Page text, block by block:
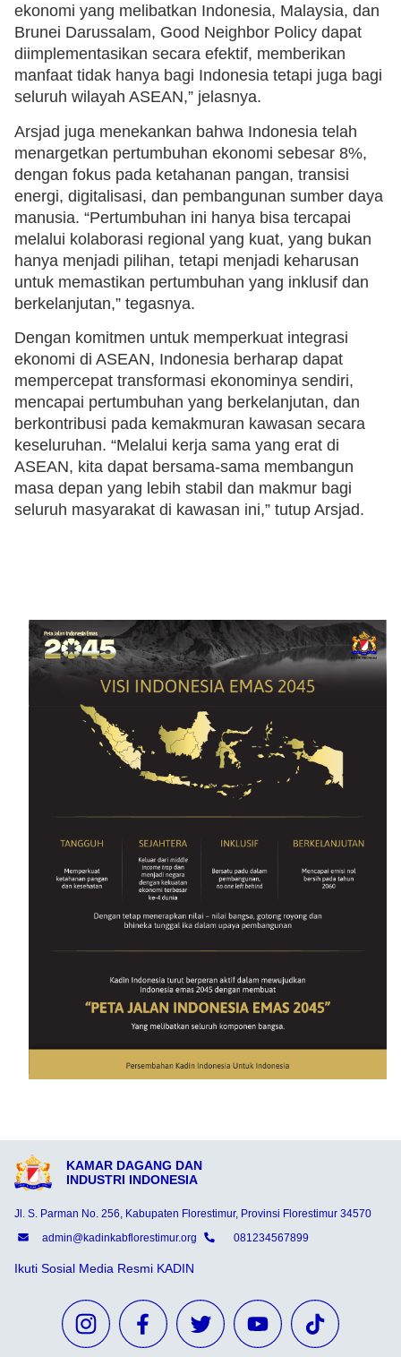
ekonomi yang melibatkan Indonesia, Malaysia, dan
Brunei Darussalam, Good Neighbor Policy dapat
diimplementasikan secara efektif, memberikan
manfaat tidak hanya bagi Indonesia tetapi juga bagi
seluruh wilayah ASEAN,” jelasnya.
Arsjad juga menekankan bahwa Indonesia telah
menargetkan pertumbuhan ekonomi sebesar 8%,
dengan fokus pada ketahanan pangan, transisi
energi, digitalisasi, dan pembangunan sumber daya
manusia. “Pertumbuhan ini hanya bisa tercapai
melalui kolaborasi regional yang kuat, yang bukan
hanya menjadi pilihan, tetapi menjadi keharusan
untuk memastikan pertumbuhan yang inklusif dan
berkelanjutan,” tegasnya.
Dengan komitmen untuk memperkuat integrasi
ekonomi di ASEAN, Indonesia berharap dapat
mempercepat transformasi ekonominya sendiri,
mencapai pertumbuhan yang berkelanjutan, dan
berkontribusi pada kemakmuran kawasan secara
keseluruhan. “Melalui kerja sama yang erat di
ASEAN, kita dapat bersama-sama membangun
masa depan yang lebih stabil dan makmur bagi
seluruh masyarakat di kawasan ini,” tutup Arsjad.
KAMAR DAGANG DAN
INDUSTRI INDONESIA
Jl. S. Parman No. 256, Kabupaten Florestimur, Provinsi Florestimur 34570
admin@kadinkabflorestimur.org
081234567899
Ikuti Sosial Media Resmi KADIN